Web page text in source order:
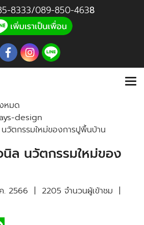
8333/089-850-4638
หมด
design
นวัตกรรมใหม่ของการปูพื้นบ้าน
นิล นวัตกรรมใหม่ของ
. 2566 | 2205 จำนวนผู้เข้าชม |